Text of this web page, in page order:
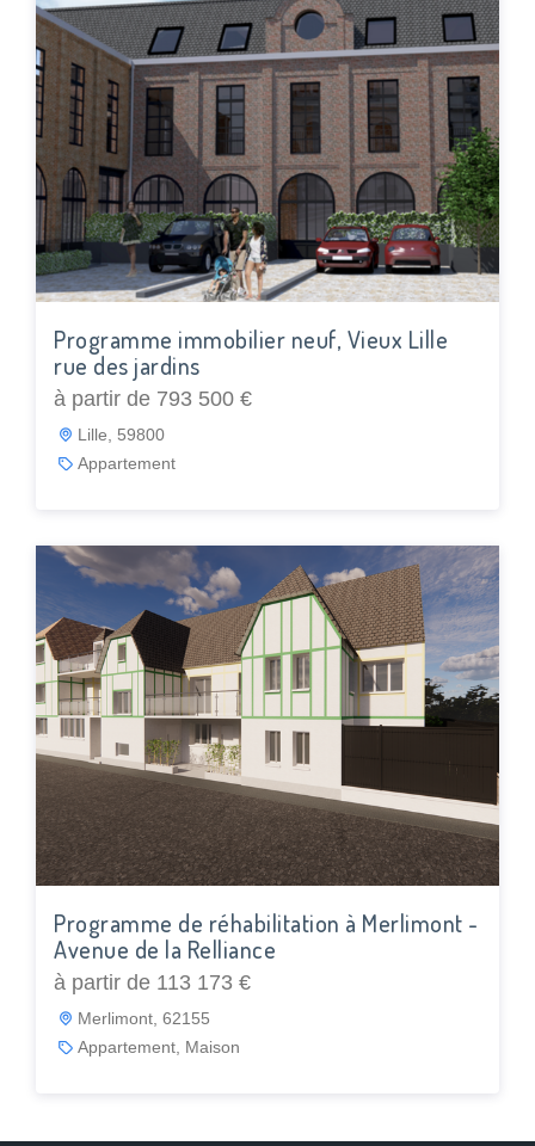
Programme immobilier neuf, Vieux Lille
rue des jardins
à partir de 793 500 €
Lille, 59800
Appartement
Programme de réhabilitation à Merlimont -
Avenue de la Relliance
à partir de 113 173 €
Merlimont, 62155
Appartement, Maison